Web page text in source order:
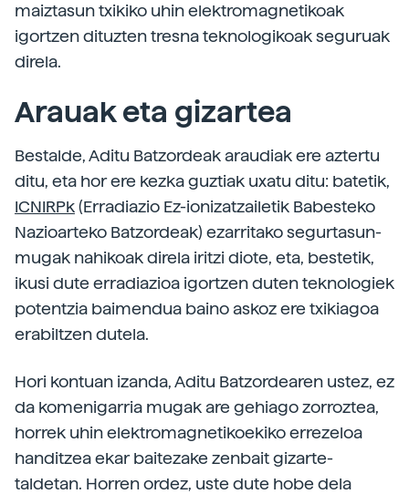
maiztasun txikiko uhin elektromagnetikoak
igortzen dituzten tresna teknologikoak seguruak
direla.
Arauak eta gizartea
Bestalde, Aditu Batzordeak araudiak ere aztertu
ditu, eta hor ere kezka guztiak uxatu ditu: batetik,
ICNIRPk(Erradiazio Ez-ionizatzailetik Babesteko
Nazioarteko Batzordeak) ezarritako segurtasun-
mugak nahikoak direla iritzi diote, eta, bestetik,
ikusi dute erradiazioa igortzen duten teknologiek
potentzia baimendua baino askoz ere txikiagoa
erabiltzen dutela.
Hori kontuan izanda, Aditu Batzordearen ustez, ez
da komenigarria mugak are gehiago zorroztea,
horrek uhin elektromagnetikoekiko errezeloa
handitzea ekar baitezake zenbait gizarte-
taldetan. Horren ordez, uste dute hobe dela